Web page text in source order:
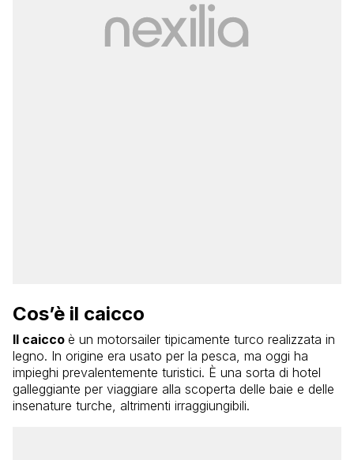
Cos’è il caicco
Il caicco è un motorsailer tipicamente turco realizzata in
legno. In origine era usato per la pesca, ma oggi ha
impieghi prevalentemente turistici. È una sorta di hotel
galleggiante per viaggiare alla scoperta delle baie e delle
insenature turche, altrimenti irraggiungibili.